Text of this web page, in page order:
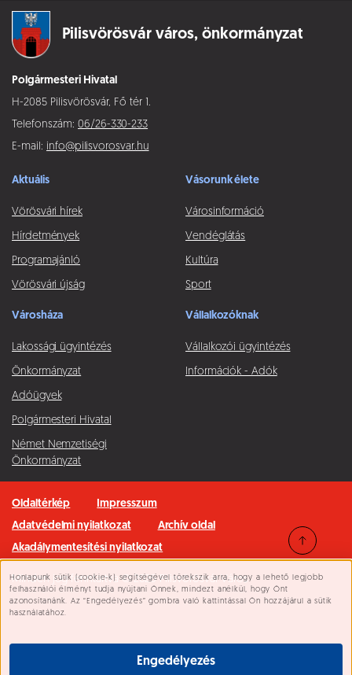
Süti beállítások
Honlapunk sütik (cookie-k) segítségével törekszik arra, hogy a lehető legjobb
felhasználói élményt tudja nyújtani Önnek, mindezt anélkül, hogy Önt
azonosítanánk. Az “Engedélyezés” gombra való kattintással Ön hozzájárul a sütik
használatához.
Engedélyezés
Pilisvörösvár város, önkormányzat
Polgármesteri Hivatal
H-2085 Pilisvörösvár, Fő tér 1.
Telefonszám: 06/26-330-233
E-mail: info@pilisvorosvar.hu
Aktuális
Vörösvári hírek
Hírdetmények
Programajánló
Vörösvári újság
Vásorunk élete
Városinformáció
Vendéglátás
Kultúra
Sport
Városháza
Lakossági ügyintézés
Önkormányzat
Adóügyek
Polgármesteri Hivatal
Német Nemzetiségi
Önkormányzat
Vállalkozóknak
Vállalkozói ügyintézés
Információk - Adók
Oldaltérkép
Impresszum
Adatvédelmi nyilatkozat
Archív oldal
Akadálymentesítési nyilatkozat
Minden jog fenntartva © 2026 Pilisvörösvár Város